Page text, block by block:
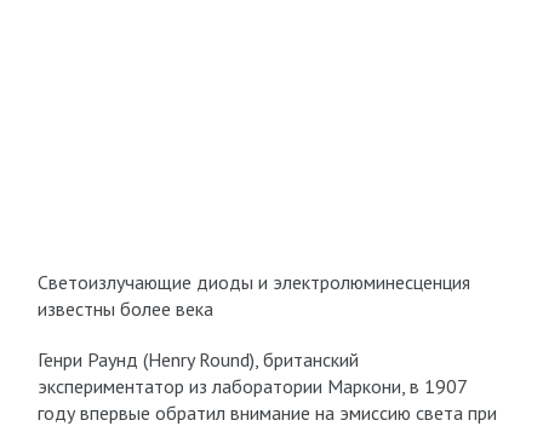
Светоизлучающие диоды и электролюминесценция
известны более века
Генри Раунд (Henry Round), британский
экспериментатор из лаборатории Маркони, в 1907
году впервые обратил внимание на эмиссию света при